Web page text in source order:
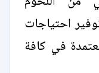
احتياجات
في كافة